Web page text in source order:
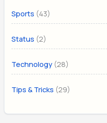
Sports (43)
Status (2)
Technology (28)
Tips & Tricks (29)